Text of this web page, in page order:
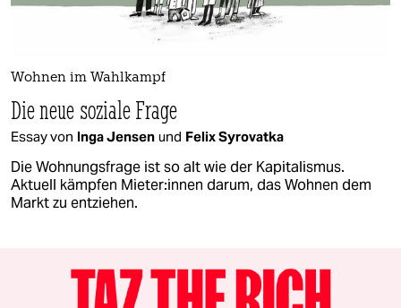
Wohnen im Wahlkampf
Die neue soziale Frage
Essay von Inga Jensen und Felix Syrovatka
Die Wohnungsfrage ist so alt wie der Kapitalismus.
Aktuell kämpfen Mie­te­r:in­nen darum, das Wohnen dem
Markt zu entziehen.